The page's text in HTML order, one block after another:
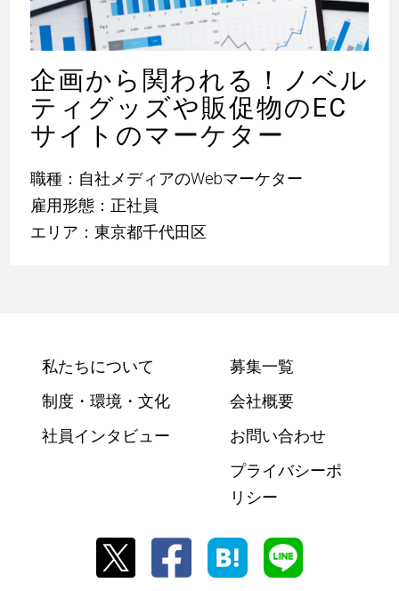
企画から関われる！ノベル
ティグッズや販促物のEC
サイトのマーケター
職種：自社メディアのWebマーケター
雇用形態：正社員
エリア：東京都千代田区
私たちについて
制度・環境・文化
社員インタビュー
募集一覧
会社概要
お問い合わせ
プライバシーポ
リシー